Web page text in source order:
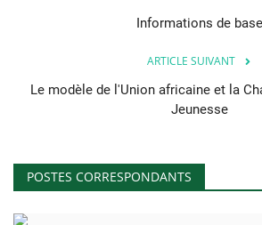
Informations de base
ARTICLE SUIVANT
Le modèle de l'Union africaine et la
Jeunesse
POSTES CORRESPONDANTS